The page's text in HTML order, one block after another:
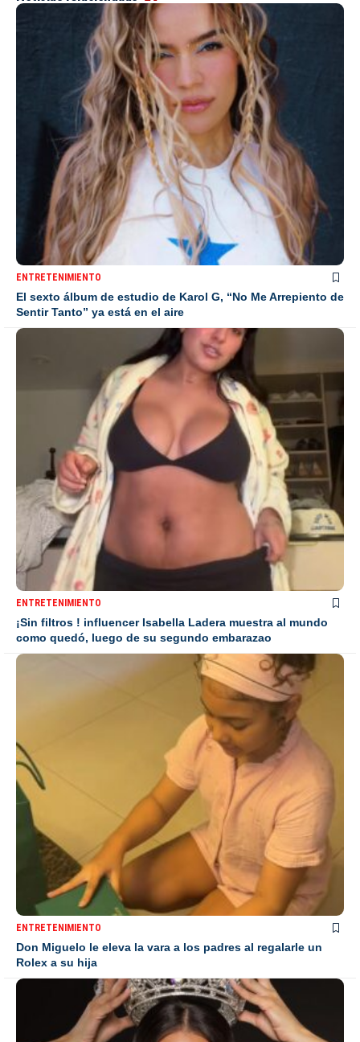
ENTRETENIMIENTO
El sexto álbum de estudio de Karol G, “No Me Arrepiento de
Sentir Tanto” ya está en el aire
ENTRETENIMIENTO
¡Sin filtros ! influencer Isabella Ladera muestra al mundo
como quedó, luego de su segundo embarazao
ENTRETENIMIENTO
Don Miguelo le eleva la vara a los padres al regalarle un
Rolex a su hija